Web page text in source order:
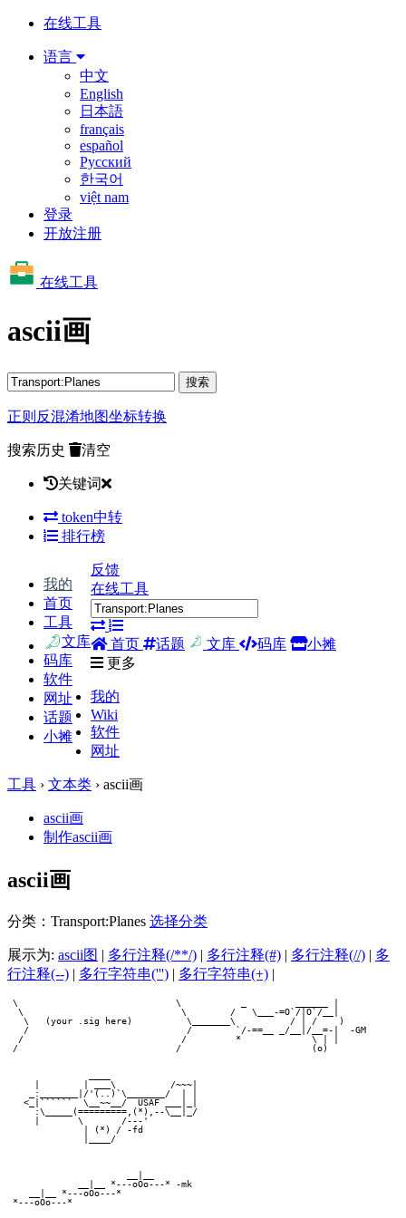
在线工具
语言
中文
English
日本語
français
español
Русский
한국어
việt nam
登录
开放注册
在线工具
ascii画
搜索
正则 反混淆地图坐标转换
搜索历史 清空
关键词
token中转
排行榜
我的
首页
工具
文库
码库
软件
网址
话题
小摊
反馈
在线工具
首页 话题 文库 码库
小摊
更多
我的
Wiki
软件
网址
工具 › 文本类 › ascii画
ascii画
制作ascii画
ascii画
分类：Transport:Planes 选择分类
展示为: ascii图 | 多行注释(/**/) | 多行注释(#) | 多行注释(//) | 多
行注释(--) | 多行字符串(''') | 多行字符串(+) |
\                             \           _
\                             \        /   \___-=O`/
\   (your .sig here)          \_______\          / | /
/                             /        `/-==__ _/__|/__=-
/                             /         *
/                             /
|        | ___\          /
_:_______|/'(..)`\_______/
<_|``````  \__~~__/  USAF
:\_____(=========,(*),--
|       \
| (*) / -
__|__ *---oOo---*
__|__ *---
*---oOo---